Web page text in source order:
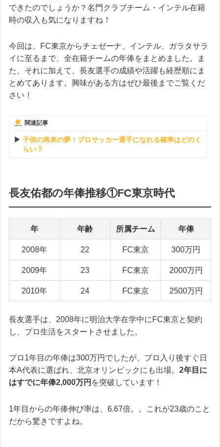
できたのでしょうか？名門クラブチーム・インテル在籍
時の収入も気になりますね！
今回は、FC東京からチェゼーナ、インテル、ガラタサラ
イに至るまで、全在籍チームの年俸をまとめました。ま
た、それに加えて、長友選手の成績や活躍も経歴順にま
とめてあります。興味がある方はぜひ最後までご覧くだ
さい！
関連記事
子供の将来の夢！プロサッカー選手になれる確率はどのく
らい？
長友佑都の年俸推移①FC東京時代
年 年齢 所属チーム 年俸
2008年 22 FC東京 300万円
2009年 23 FC東京 2000万円
2010年 24 FC東京 2500万円
長友選手は、2008年に明治大学在学中にFC東京と契約
し、プロ生活をスタートさせました。
プロ1年目の年俸は300万円でしたが、プロ入り後すぐ日
本A代表に選ばれ、北京オリンピックにも出場。 2年目に
はすでに年俸2,000万円 を突破しています！
1年目からの年俸伸び率は、6.67倍。。これが23歳のこと
だから驚きですよね。